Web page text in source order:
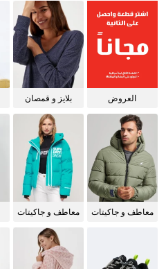
العروض
بلايز و قمصان
معاطف و جاكيتات
معاطف و جاكيتات